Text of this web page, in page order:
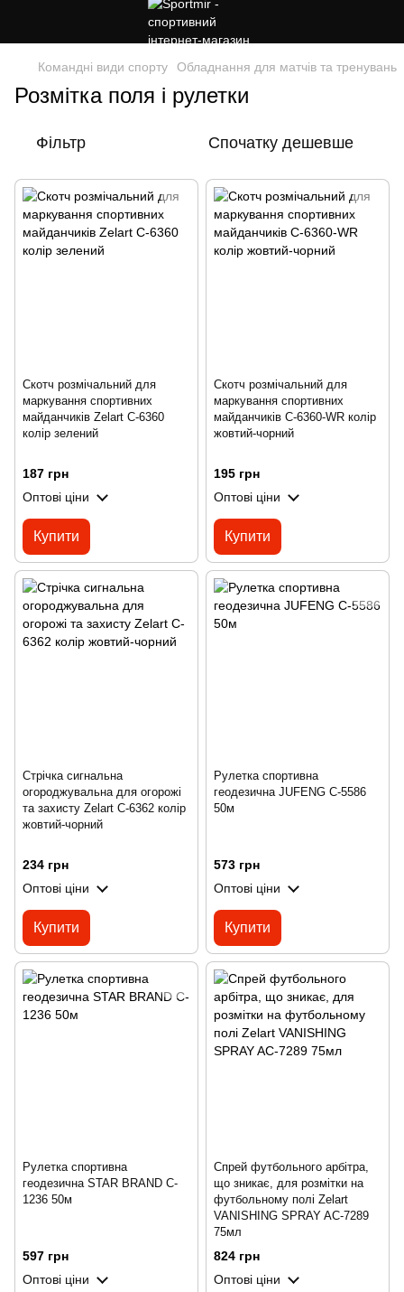
Командні види спорту Обладнання для матчів та тренувань
Розмітка поля і рулетки
Фільтр Спочатку дешевше
Скотч розмічальний для
маркування спортивних
майданчиків Zelart C-6360
колір зелений
187 грн
Оптові ціни
Купити
Скотч розмічальний для
маркування спортивних
майданчиків C-6360-WR колір
жовтий-чорний
195 грн
Оптові ціни
Купити
Стрічка сигнальна
огороджувальна для огорожі
та захисту Zelart C-6362 колір
жовтий-чорний
234 грн
Оптові ціни
Купити
Рулетка спортивна
геодезична JUFENG C-5586
50м
573 грн
Оптові ціни
Купити
Рулетка спортивна
геодезична STAR BRAND C-
1236 50м
597 грн
Оптові ціни
Спрей футбольного арбітра,
що зникає, для розмітки на
футбольному полі Zelart
VANISHING SPRAY AC-7289
75мл
824 грн
Оптові ціни